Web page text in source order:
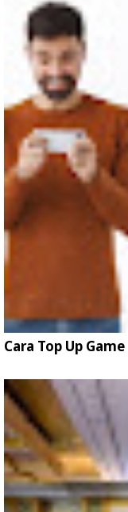
Cara Top Up